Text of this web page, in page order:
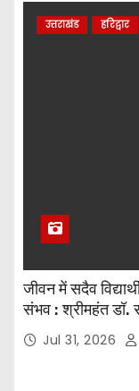
उत्तराखंड हरिद्वार
जीवन में सदैव
संभव : श्रीमहंत डॉ.
Jul 31, 2026